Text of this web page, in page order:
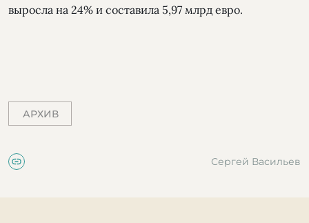
выросла на 24% и составила 5,97 млрд евро.
АРХИВ
Сергей Васильев